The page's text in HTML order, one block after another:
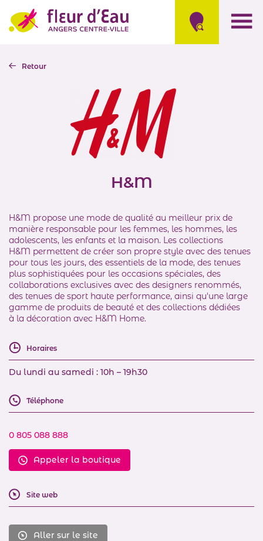
Retour
H&M
H&M propose une mode de qualité au meilleur prix de
manière responsable pour les femmes, les hommes, les
adolescents, les enfants et la maison. Les collections
H&M permettent de créer son propre style avec des tenues
pour tous les jours, des essentiels de la mode, des tenues
plus sophistiquées pour les occasions spéciales, des
collaborations exclusives avec des designers renommés,
des tenues de sport haute performance, ainsi qu'une large
gamme de produits de beauté et des collections dédiées
à la décoration avec H&M Home.
Horaires
Du lundi au samedi : 10h – 19h30
Téléphone
0 805 088 888
Appeler la boutique
Site web
Aller sur le site